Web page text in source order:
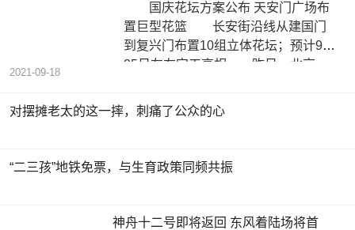
国庆花坛方案公布 天安门广场布
置巨型花篮 长安街沿线从建国门
到复兴门布置10组立体花坛；预计9月
25日左右完工亮相 昨日，北京
2021-09-18
对摆摊老太的这一摔，刺痛了公众的心
“二三孩”地铁免票，与生育政策同频共振
神舟十二号即将返回 东风着陆场将首